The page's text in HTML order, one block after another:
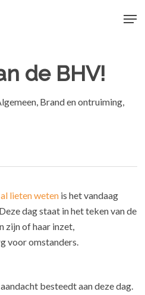
de BHV!
, Brand en ontruiming,
al lieten weten is het vandaag
dag staat in het teken van de
zijn of haar inzet,
voor omstanders.
besteedt aan deze dag.